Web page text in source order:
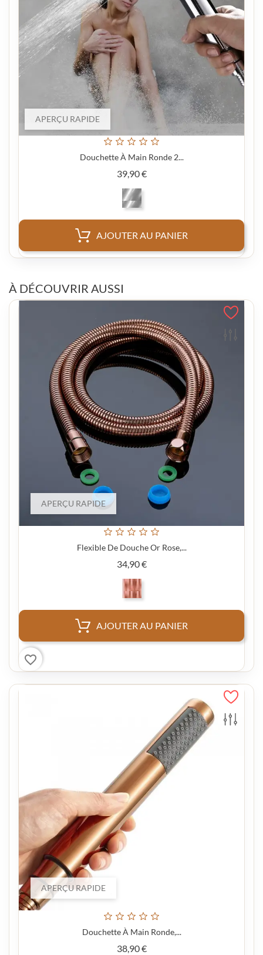
APERÇU RAPIDE
Douchette À Main Ronde 2...
39,90 €Prix
AJOUTER AU PANIER
À DÉCOUVRIR AUSSI
APERÇU RAPIDE
Flexible De Douche Or Rose,...
34,90 €Prix
AJOUTER AU PANIER
favorite_border
APERÇU RAPIDE
Douchette À Main Ronde,...
38,90 €Prix